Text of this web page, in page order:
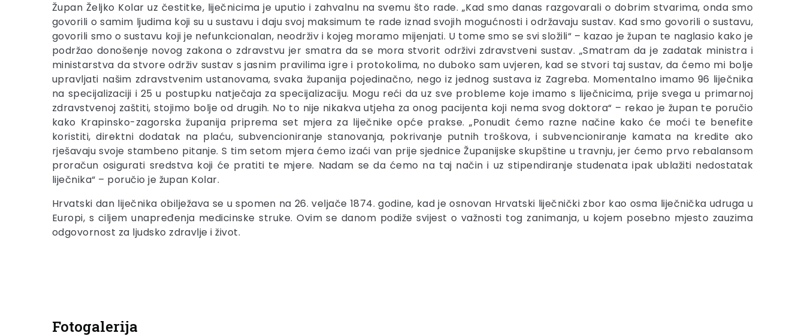
Župan Željko Kolar uz čestitke, liječnicima je uputio i zahvalnu na svemu što rade. „Kad smo danas razgovarali o dobrim stvarima, onda smo
govorili o samim ljudima koji su u sustavu i daju svoj maksimum te rade iznad svojih mogućnosti i održavaju sustav. Kad smo govorili o sustavu,
govorili smo o sustavu koji je nefunkcionalan, neodrživ i kojeg moramo mijenjati. U tome smo se svi složili“ – kazao je župan te naglasio kako je
podržao donošenje novog zakona o zdravstvu jer smatra da se mora stvorit održivi zdravstveni sustav. „Smatram da je zadatak ministra i
ministarstva da stvore održiv sustav s jasnim pravilima igre i protokolima, no duboko sam uvjeren, kad se stvori taj sustav, da ćemo mi bolje
upravljati našim zdravstvenim ustanovama, svaka županija pojedinačno, nego iz jednog sustava iz Zagreba. Momentalno imamo 96 liječnika
na specijalizaciji i 25 u postupku natječaja za specijalizaciju. Mogu reći da uz sve probleme koje imamo s liječnicima, prije svega u primarnoj
zdravstvenoj zaštiti, stojimo bolje od drugih. No to nije nikakva utjeha za onog pacijenta koji nema svog doktora“ – rekao je župan te poručio
kako Krapinsko-zagorska županija priprema set mjera za liječnike opće prakse. „Ponudit ćemo razne načine kako će moći te benefite
koristiti, direktni dodatak na plaću, subvencioniranje stanovanja, pokrivanje putnih troškova, i subvencioniranje kamata na kredite ako
rješavaju svoje stambeno pitanje. S tim setom mjera ćemo izaći van prije sjednice Županijske skupštine u travnju, jer ćemo prvo rebalansom
proračun osigurati sredstva koji će pratiti te mjere. Nadam se da ćemo na taj način i uz stipendiranje studenata ipak ublažiti nedostatak
liječnika“ – poručio je župan Kolar.
Hrvatski dan liječnika obilježava se u spomen na 26. veljače 1874. godine, kad je osnovan Hrvatski liječnički zbor kao osma liječnička udruga u
Europi, s ciljem unapređenja medicinske struke. Ovim se danom podiže svijest o važnosti tog zanimanja, u kojem posebno mjesto zauzima
odgovornost za ljudsko zdravlje i život.
Fotogalerija